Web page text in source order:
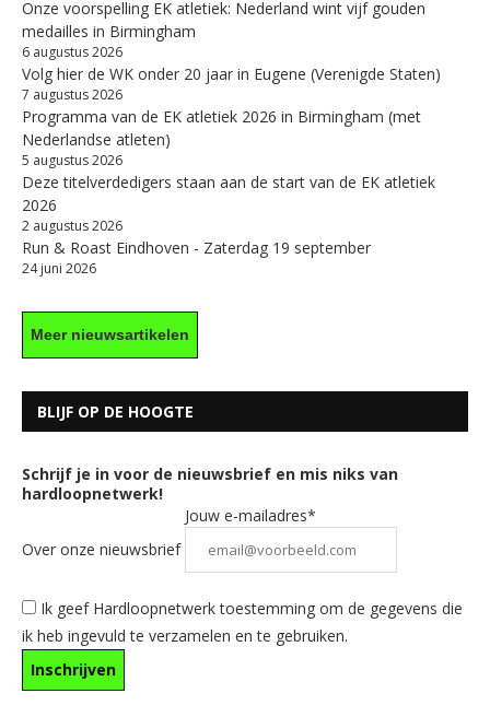
Onze voorspelling EK atletiek: Nederland wint vijf gouden
medailles in Birmingham
6 augustus 2026
Volg hier de WK onder 20 jaar in Eugene (Verenigde Staten)
7 augustus 2026
Programma van de EK atletiek 2026 in Birmingham (met
Nederlandse atleten)
5 augustus 2026
Deze titelverdedigers staan aan de start van de EK atletiek
2026
2 augustus 2026
Run & Roast Eindhoven - Zaterdag 19 september
24 juni 2026
Meer nieuwsartikelen
BLIJF OP DE HOOGTE
Schrijf je in voor de nieuwsbrief en mis niks van
hardloopnetwerk!
Over onze nieuwsbrief
Jouw e-mailadres*
Ik geef Hardloopnetwerk toestemming om de gegevens die
ik heb ingevuld te verzamelen en te gebruiken.